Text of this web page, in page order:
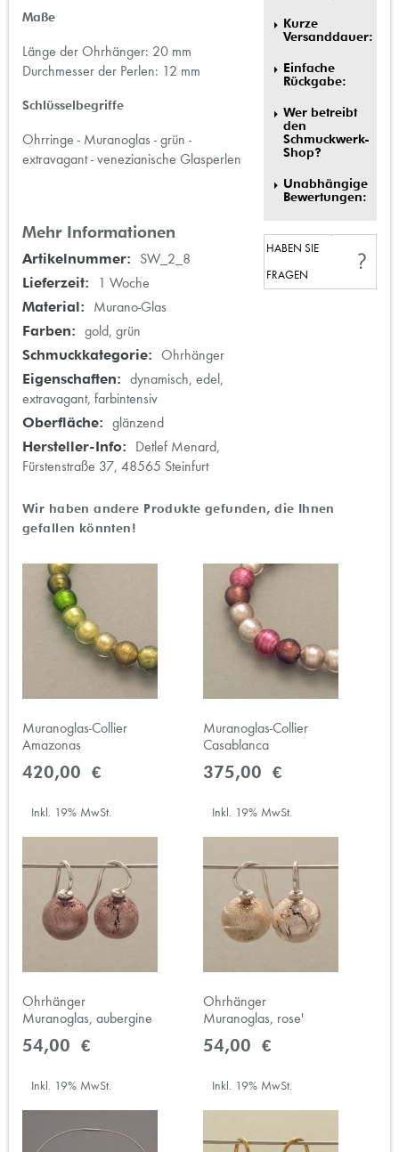
Kurze
Versanddauer:
Einfache
Rückgabe:
Wer betreibt
den
Schmuckwerk-
Shop?
Unabhängige
Bewertungen:
HABEN SIE
FRAGEN
Maße
Länge der Ohrhänger: 20 mm
Durchmesser der Perlen: 12 mm
Schlüsselbegriffe
Ohrringe - Muranoglas - grün -
extravagant - venezianische Glasperlen
Mehr Informationen
Mehr
Informationen
SW_2_8
1 Woche
Murano-Glas
gold, grün
Ohrhänger
dynamisch, edel,
extravagant, farbintensiv
glänzend
Detlef Menard,
Fürstenstraße 37, 48565 Steinfurt
Wir haben andere Produkte gefunden, die Ihnen
gefallen könnten!
Muranoglas-Collier
Amazonas
420,00 €
Inkl. 19% MwSt.
Muranoglas-Collier
Casablanca
375,00 €
Inkl. 19% MwSt.
Ohrhänger
Muranoglas, aubergine
54,00 €
Inkl. 19% MwSt.
Ohrhänger
Muranoglas, rose'
54,00 €
Inkl. 19% MwSt.